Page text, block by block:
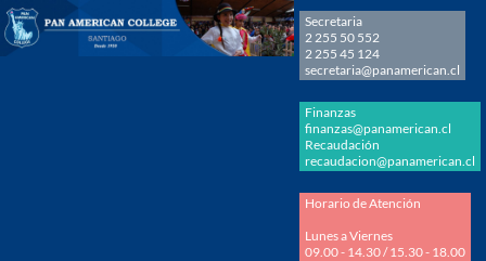
Secretaria
2 255 50 552
2 255 45 124
secretaria@panamerican.cl
Finanzas
finanzas@panamerican.cl
Recaudación
recaudacion@panamerican.cl
Horario de Atención
Lunes a Viernes
09.00 - 14.30 / 15.30 - 18.00